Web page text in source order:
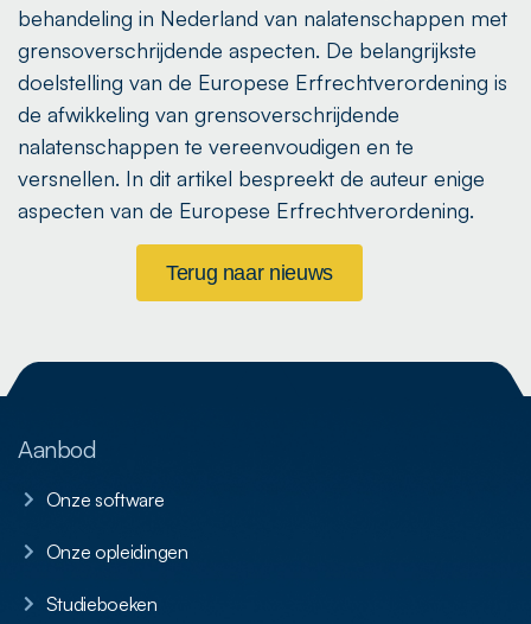
behandeling in Nederland van nalatenschappen met
grensoverschrijdende aspecten. De belangrijkste
doelstelling van de Europese Erfrechtverordening is
de afwikkeling van grensoverschrijdende
nalatenschappen te vereenvoudigen en te
versnellen. In dit artikel bespreekt de auteur enige
aspecten van de Europese Erfrechtverordening.
Terug naar nieuws
Aanbod
Onze software
Onze opleidingen
Studieboeken